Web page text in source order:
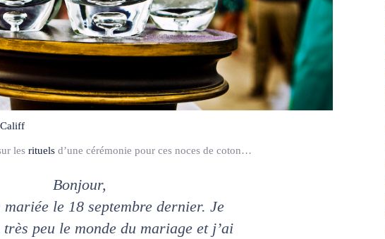
les rituels d’une cérémonie pour ces noces de coton…
Bonjour,
mariée le 18 septembre dernier. Je
peu le monde du mariage et j’ai